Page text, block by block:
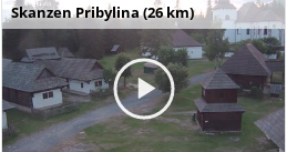
Skanzen Pribylina (26 km)